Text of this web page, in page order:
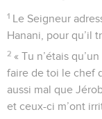
1 Le Seigneur
Hanani, pour qu’il
2 « Tu n’étais
faire de toi le chef
aussi mal que
et ceux-ci m’ont